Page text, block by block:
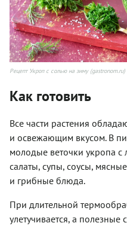
Рецепт Укроп с солью на зиму (gastronom.ru)
Как готовить
Все части растения
и освежающим вкусом. В
молодые веточки укропа с
салаты, супы, соусы,
и грибные блюда.
При длительной
улетучивается, а полезные